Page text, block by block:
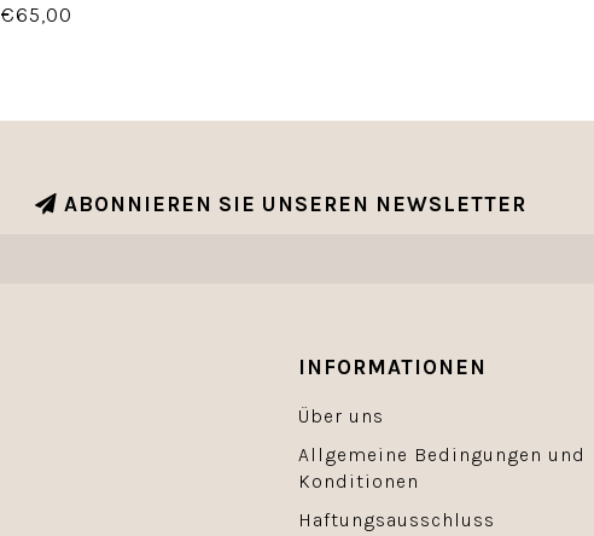
€65,00
ABONNIEREN SIE UNSEREN NEWSLETTER
INFORMATIONEN
Über uns
Allgemeine Bedingungen und
Konditionen
Haftungsausschluss